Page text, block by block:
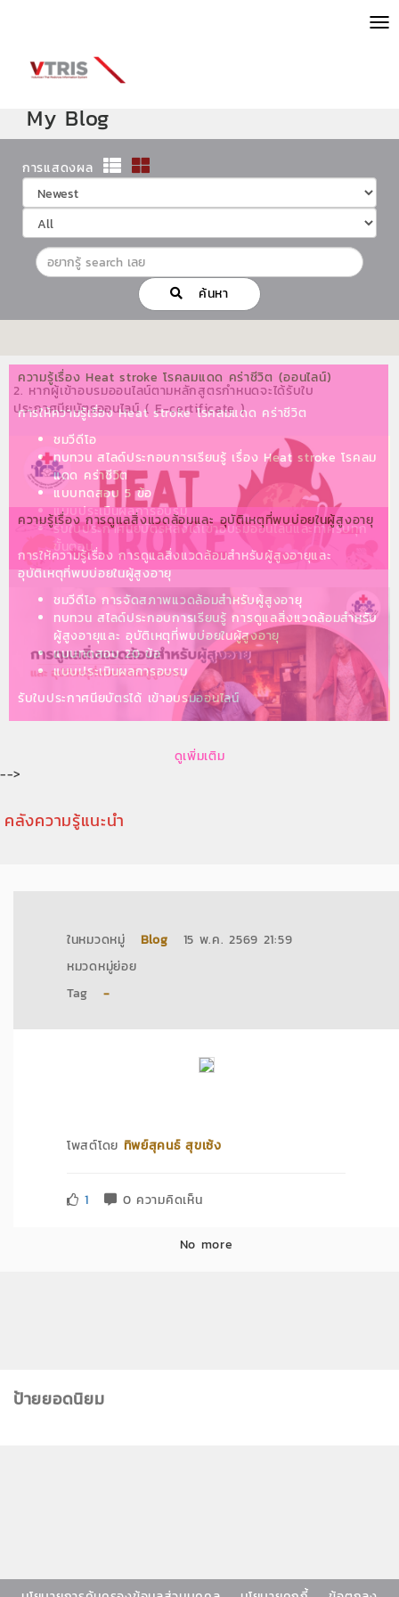
My Blog
การแสดงผล
ค้นหา
2. หากผู้เข้าอบรมออนไลน์ตามหลักสูตรกำหนดจะได้รับใบ
ประกาศนียบัตรออนไลน์ ( E-certificate )
ความรู้เรื่อง Heat stroke โรคลมแดด คร่าชีวิต (ออนไลน์)
การให้ความรู้เรื่อง Heat stroke โรคลมแดด คร่าชีวิต
ชมวีดีโอ
ทบทวน สไลด์ประกอบการเรียนรู้ เรื่อง Heat stroke โรคลม
แดด คร่าชีวิต
แบบทดสอบ 5 ข้อ
แบบประเมินผลการอบรม
รับใบประกาศนียบัตรหลังได้เข้าอบรมออนไลน์และทำครบทุก
ขั้นตอน
ความรู้เรื่อง การดูแลสิ่งแวดล้อมและ อุบัติเหตุที่พบบ่อยในผู้สูงอายุ
การให้ความรู้เรื่อง การดูแลสิ่งแวดล้อมสำหรับผู้สูงอายุและ
อุบัติเหตุที่พบบ่อยในผู้สูงอายุ
ชมวีดีโอ การจัดสภาพแวดล้อมสำหรับผู้สูงอายุ
ทบทวน สไลด์ประกอบการเรียนรู้ การดูแลสิ่งแวดล้อมสำหรับ
ผู้สูงอายุและ อุบัติเหตุที่พบบ่อยในผู้สูงอายุ
แบบทดสอบ 20 ข้อ
แบบประเมินผลการอบรม
รับใบประกาศนียบัตรได้ เข้าอบรมออนไลน์
ดูเพิ่มเติม
-->
คลังความรู้แนะนำ
ในหมวดหมู่ Blog 15 พ.ค. 2569 21:59
หมวดหมู่ย่อย
Tag-
โพสต์โดย ทิพย์สุคนธ์ สุขเซ้ง
1 0 ความคิดเห็น
No more
ป้ายยอดนิยม